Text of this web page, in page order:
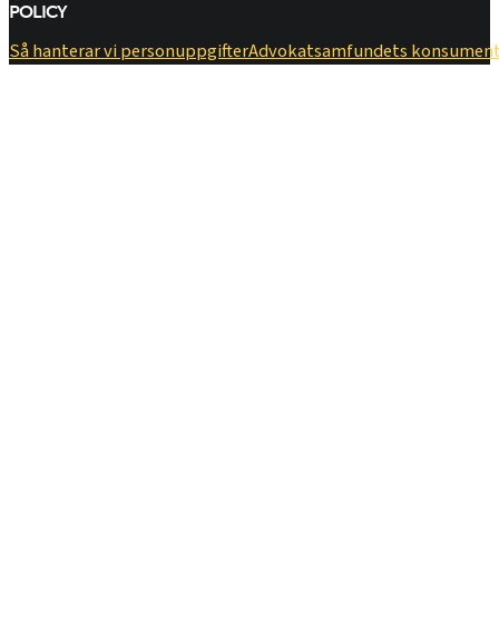
POLICY
Så hanterar vi personuppgifter​Advokatsamfundets